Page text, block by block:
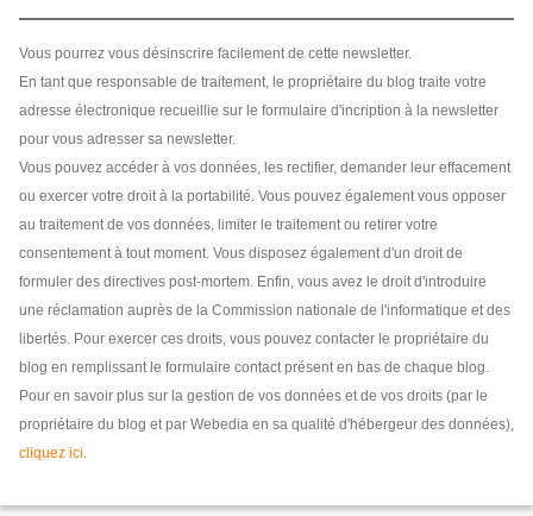
Vous pourrez vous désinscrire facilement de cette newsletter.
En tant que responsable de traitement, le propriétaire du blog traite votre
adresse électronique recueillie sur le formulaire d'incription à la newsletter
pour vous adresser sa newsletter.
Vous pouvez accéder à vos données, les rectifier, demander leur effacement
ou exercer votre droit à la portabilité. Vous pouvez également vous opposer
au traitement de vos données, limiter le traitement ou retirer votre
consentement à tout moment. Vous disposez également d'un droit de
formuler des directives post-mortem. Enfin, vous avez le droit d'introduire
une réclamation auprès de la Commission nationale de l'informatique et des
libertés. Pour exercer ces droits, vous pouvez contacter le propriétaire du
blog en remplissant le formulaire contact présent en bas de chaque blog.
Pour en savoir plus sur la gestion de vos données et de vos droits (par le
propriétaire du blog et par Webedia en sa qualité d'hébergeur des données),
cliquez ici.